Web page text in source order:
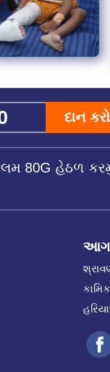
દાન કરો
80G હેઠળ